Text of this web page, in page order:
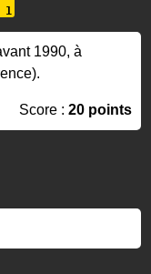
1990, à
Score : 20 points